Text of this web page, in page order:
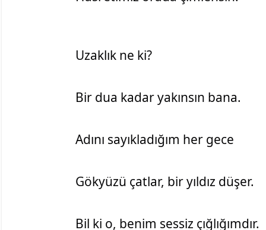
Uzaklık ne ki?
Bir dua kadar yakınsın bana.
Adını sayıkladığım her gece
Gökyüzü çatlar, bir yıldız düşer.
Bil ki o, benim sessiz çığlığımdır.